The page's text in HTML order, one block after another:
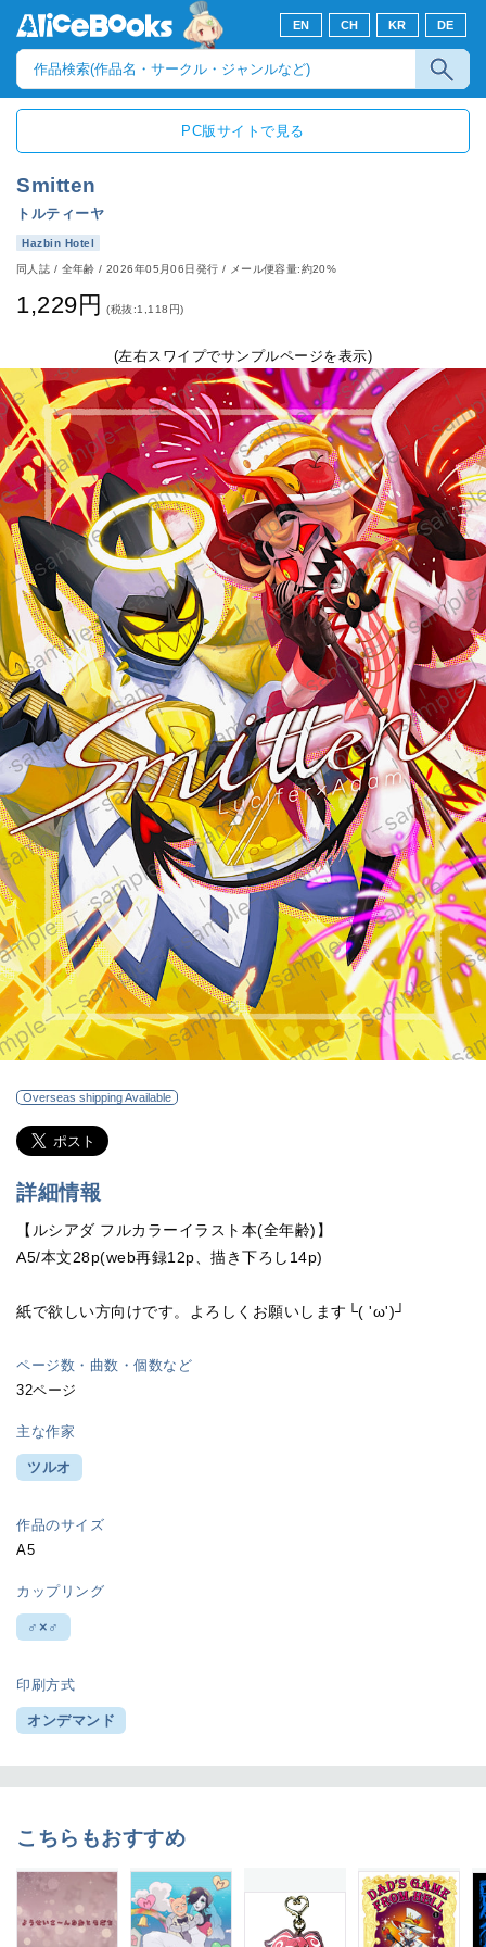
EN CH KR DE
PC版サイトで見る
Smitten
トルティーヤ
Hazbin Hotel
同人誌 / 全年齢/2026年05月06日発行 / メール便容量:約20%
1,229円 (税抜:1,118円)
(左右スワイプでサンプルページを表示)
Overseas shipping Available
詳細情報
【ルシアダ フルカラーイラスト本(全年齢)】
A5/本文28p(web再録12p、描き下ろし14p)
紙で欲しい方向けです。よろしくお願いします└( 'ω')┘
ページ数・曲数・個数など
32ページ
主な作家
ツルオ
作品のサイズ
A5
カップリング
♂×♂
印刷方式
オンデマンド
こちらもおすすめ